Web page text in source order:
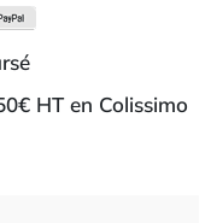
HT en Colissimo